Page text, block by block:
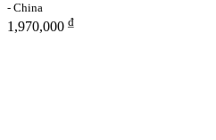
- China
1,970,000 ₫